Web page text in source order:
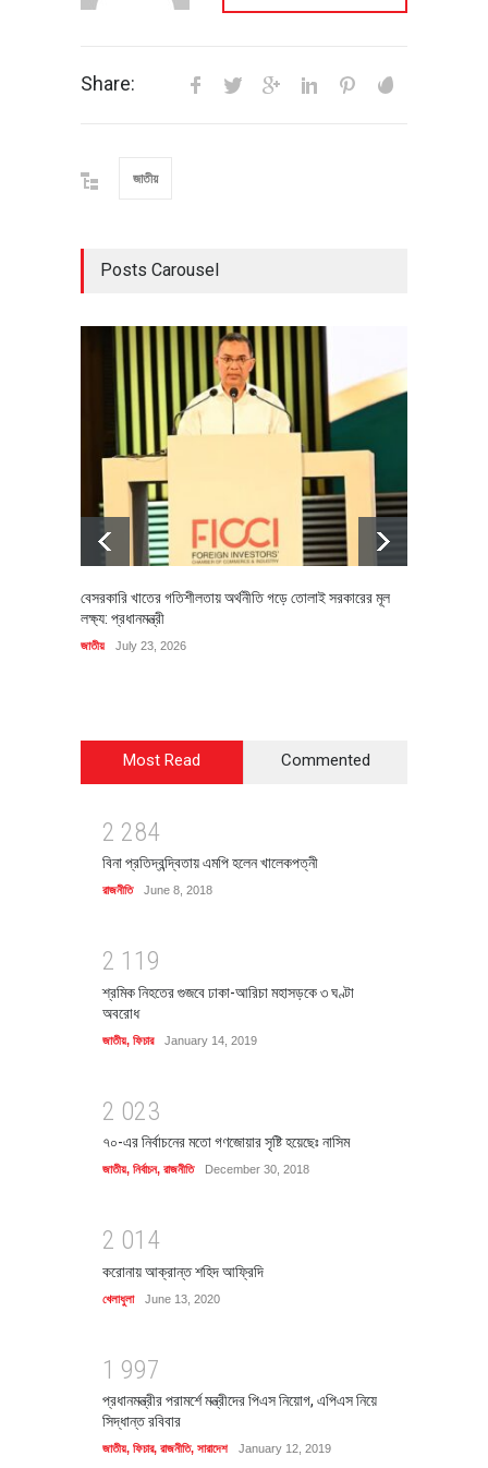
Share:
জাতীয়
Posts Carousel
বেসরকারি খাতের গতিশীলতায় অর্থনীতি গড়ে তোলাই সরকারের মূল
লক্ষ্য: প্রধানমন্ত্রী
জাতীয় July 23, 2026
Most Read Commented
2 284
বিনা প্রতিদ্বন্দ্বিতায় এমপি হলেন খালেকপত্নী
রাজনীতি June 8, 2018
2 1 1 9
শ্রমিক নিহতের গুজবে ঢাকা-আরিচা মহাসড়কে ৩ ঘণ্টা
অবরোধ
জাতীয়, ফিচার January 14, 2019
2 023
৭০-এর নির্বাচনের মতো গণজোয়ার সৃষ্টি হয়েছেঃ নাসিম
জাতীয়, নির্বাচন, রাজনীতি December 30, 2018
2 01 4
করোনায় আক্রান্ত শহিদ আফ্রিদি
খেলাধুলা June 13, 2020
1 997
প্রধানমন্ত্রীর পরামর্শে মন্ত্রীদের পিএস নিয়োগ, এপিএস নিয়ে
সিদ্ধান্ত রবিবার
জাতীয়, ফিচার, রাজনীতি, সারাদেশ January 12, 2019